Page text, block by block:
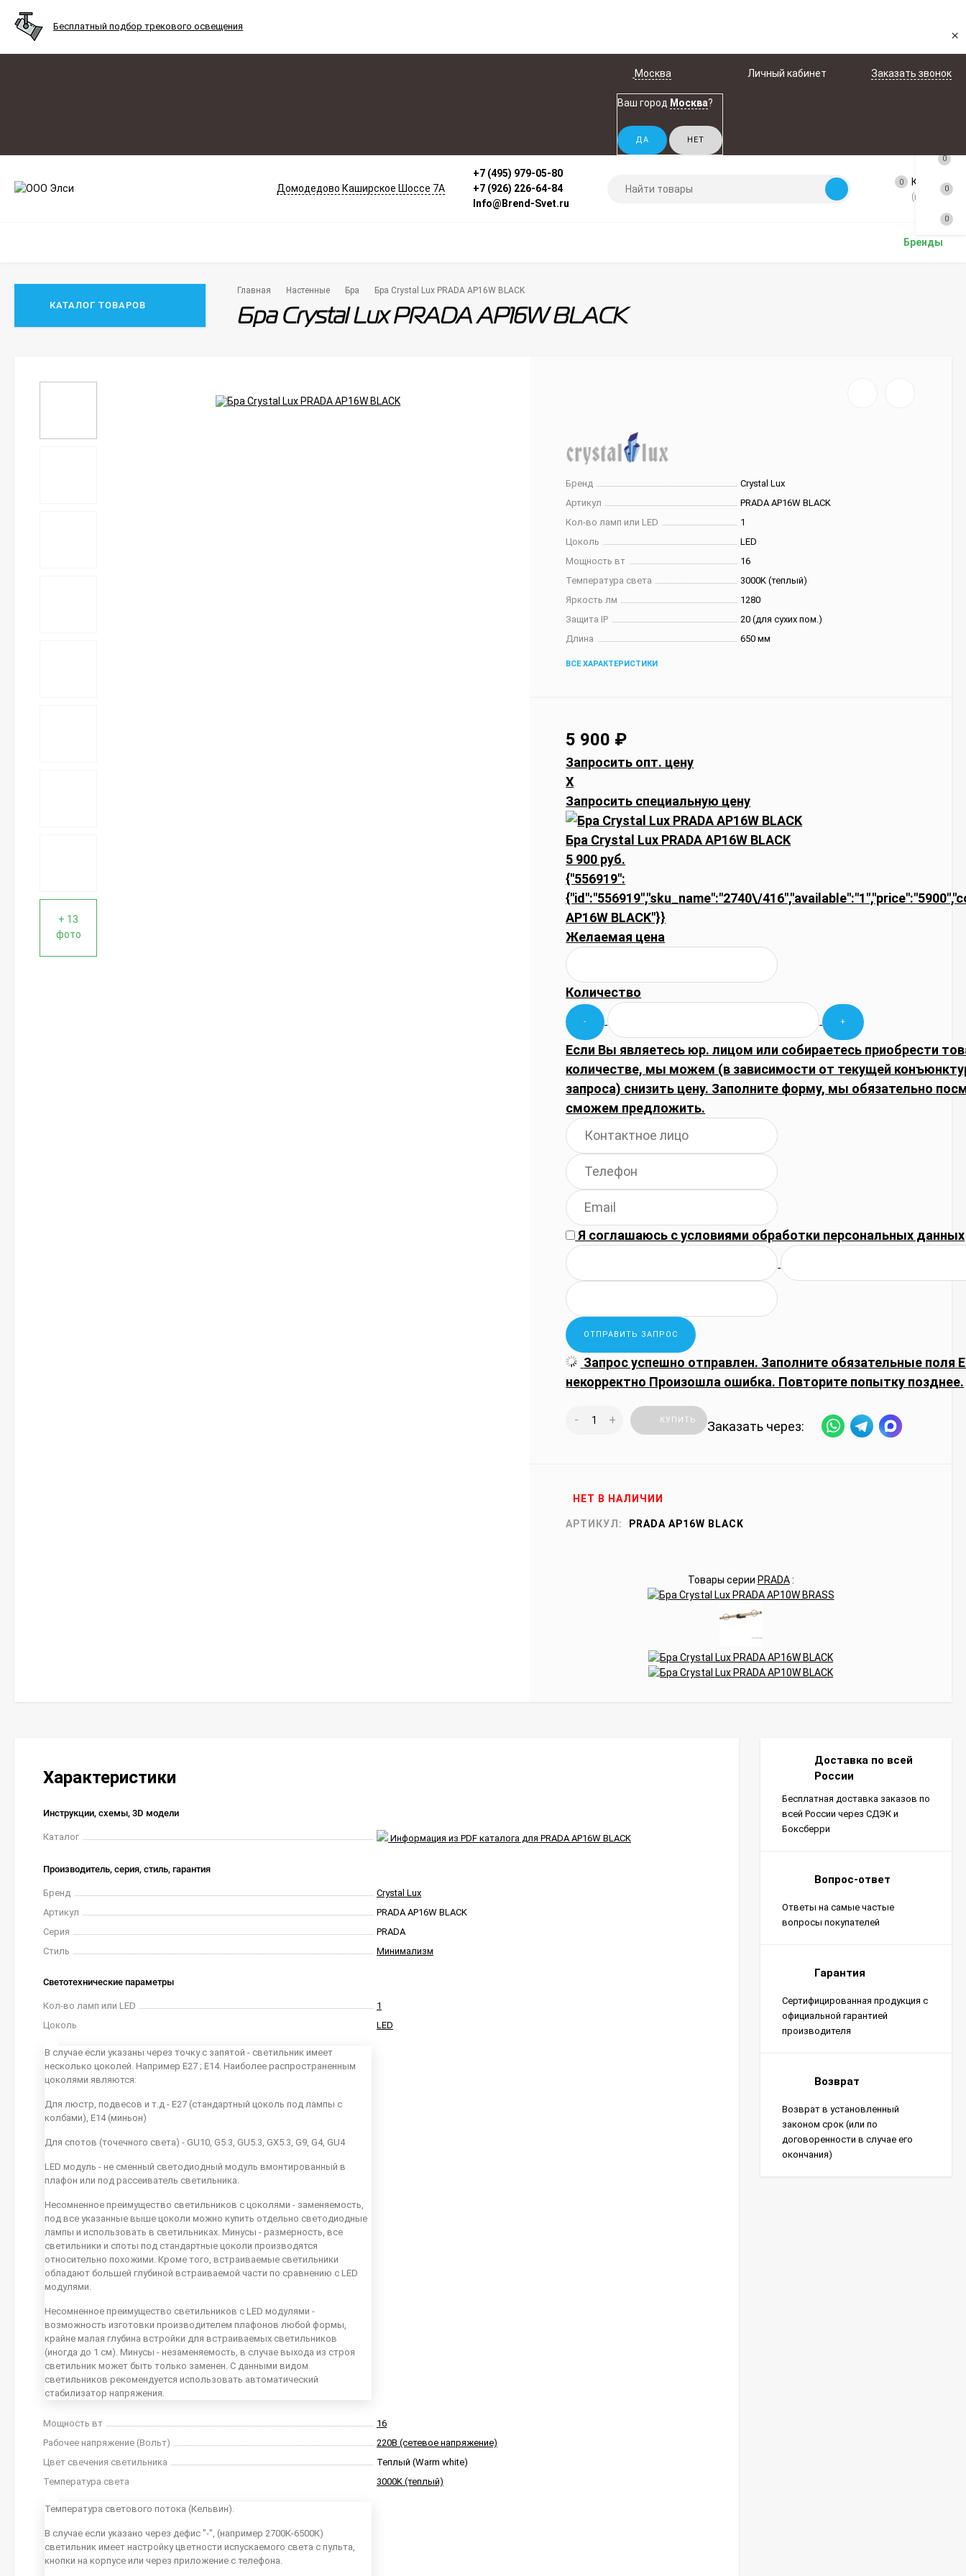
Бесплатный подбор трекового освещения
×
Москва
Ваш город Москва?
Личный кабинет Заказать звонок
Домодедово Каширское Шоссе 7А
+7 (495) 979-05-80
+7 (926) 226-64-84
Info@Brend-Svet.ru
0 Корзина
(пусто)
Бренды
КАТАЛОГ ТОВАРОВ
Главная Настенные Бра Бра Crystal Lux PRADA AP16W BLACK
Бра Crystal Lux PRADA AP16W BLACK
+ 13
фото
Бренд
Crystal Lux
Артикул
PRADA AP16W BLACK
Кол-во ламп или LED
1
Цоколь
LED
Мощность вт
16
Температура света
3000K (теплый)
Яркость лм
1280
Защита IP
20 (для сухих пом.)
Длина
650 мм
ВСЕ ХАРАКТЕРИСТИКИ
5 900 ₽
Запросить опт. цену
X
Запросить специальную цену
Бра Crystal Lux PRADA AP16W BLACK
5 900 руб.
{"556919":
{"id":"556919","sku_name":"2740\/
AP16W BLACK"}}
Желаемая цена
Количество
Если Вы являетесь юр. лицом или собираетесь приобрести
количестве, мы можем (в зависимости от текущей
запроса) снизить цену. Заполните форму, мы обязательно
сможем предложить.
Я соглашаюсь сусловиями обработки персональных данных
Запрос успешно отправлен. Заполните обязательные поля
некорректно Произошла ошибка. Повторите попытку позднее.
- + КУПИТЬ Заказать через:
НЕТ В НАЛИЧИИ
АРТИКУЛ: PRADA AP16W BLACK
Товары серии PRADA:
Характеристики
Инструкции, схемы, 3D модели
Каталог Информация из PDF каталога для PRADA AP16W BLACK
Производитель, серия, стиль, гарантия
Бренд
Crystal Lux
Артикул
PRADA AP16W BLACK
Серия
PRADA
Стиль
Минимализм
Светотехнические параметры
Кол-во ламп или LED
1
Цоколь
В случае если указаны через точку с запятой - светильник имеет
несколько цоколей. Например E27 ; E14. Наиболее распространенным
цоколями являются:
Для люстр, подвесов и т.д - E27 (стандартный цоколь под лампы с
колбами), E14 (миньон)
Для спотов (точечного света) - GU10, G5.3, GU5.3, GX5.3, G9, G4, GU4
LED модуль - не сменный светодиодный модуль вмонтированный в
плафон или под рассеиватель светильника.
Несомненное преимущество светильников с цоколями - заменяемость,
под все указанные выше цоколи можно купить отдельно светодиодные
лампы и использовать в светильниках. Минусы - размерность, все
светильники и споты под стандартные цоколи производятся
относительно похожими. Кроме того, встраиваемые светильники
обладают большей глубиной встраиваемой части по сравнению с LED
модулями.
Несомненное преимущество светильников с LED модулями -
возможность изготовки производителем плафонов любой формы,
крайне малая глубина встройки для встраиваемых светильников
(иногда до 1 см). Минусы - незаменяемость, в случае выхода из строя
светильник может быть только заменен. С данными видом
светильников рекомендуется использовать автоматический
стабилизатор напряжения.
LED
Мощность вт
16
Рабочее напряжение (Вольт)
220В (сетевое напряжение)
Цвет свечения светильника
Теплый (Warm white)
Температура света
Температура светового потока (Кельвин).
В случае если указано через дефис "-", (например 2700К-6500К)
светильник имеет настройку цветности испускаемого света с пульта,
кнопки на корпусе или через приложение с телефона.
3000K (теплый)
Доставка по всей
России
Бесплатная доставка заказов по
всей России через СДЭК и
Боксберри
Вопрос-ответ
Ответы на самые частые
вопросы покупателей
Гарантия
Сертифицированная продукция с
официальной гарантией
производителя
Возврат
Возврат в установленный
законом срок (или по
договоренности в случае его
окончания)
0
0
0